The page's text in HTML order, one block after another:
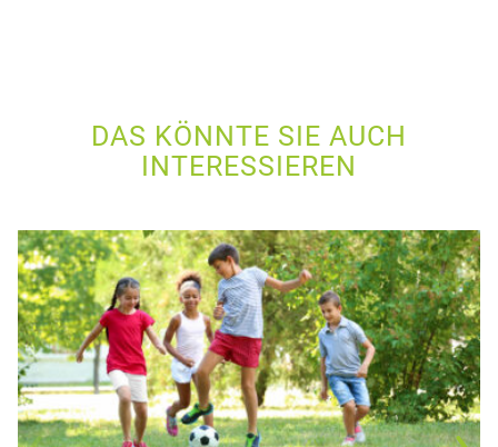
DAS KÖNNTE SIE AUCH
INTERESSIEREN